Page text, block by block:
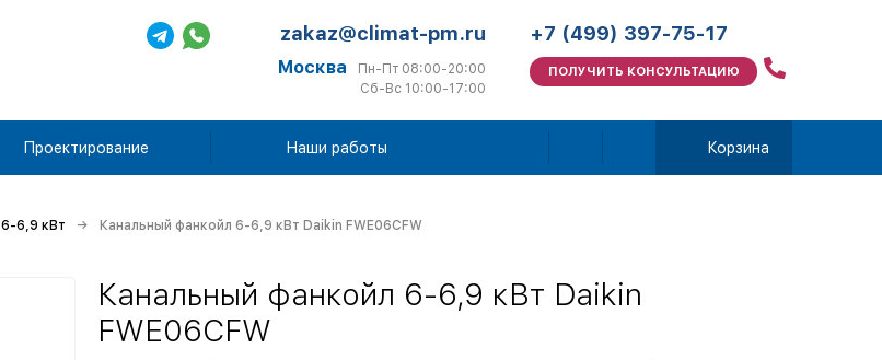
zakaz@climat-pm.ru
Москва
Пн-Пт 08:00-20:00
Сб-Вс 10:00-17:00
+7 (499) 397-75-17
ПОЛУЧИТЬ КОНСУЛЬТАЦИЮ
Проектирование Наши работы Корзина
6-6,9 кВт Канальный фанкойл 6-6,9 кВт Daikin FWE06CFW
Канальный фанкойл 6-6,9 кВт Daikin
FWE06CFW